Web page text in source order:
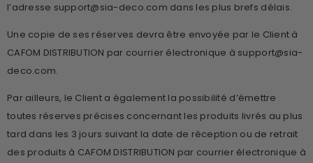
l’adresse support@sia-deco.com dans les plus brefs délais.
Une copie de ses réserves devra être envoyée par le Client à
CAFOM DISTRIBUTION par courrier électronique à support@sia-
deco.com.
Par ailleurs, le Client a également la possibilité d’émettre
toutes réserves précises concernant les produits livrés au plus
tard dans les 3 jours suivant la date de réception ou de retrait
des produits à CAFOM DISTRIBUTION par courrier électronique à